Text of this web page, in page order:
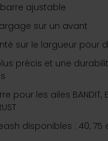
ajustable
sur un avant
sur le largueur pour
précis et une
pour les ailes BANDIT,
disponibles : 40, 75